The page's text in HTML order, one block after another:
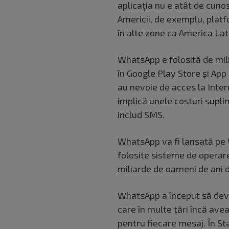
aplicația nu e atât de
Americii, de exemplu,
în alte zone ca America
WhatsApp e folosită de
în Google Play Store și
au nevoie de acces la
implică unele costuri
includ SMS.
WhatsApp va fi lansată pe
folosite sisteme de
miliarde de oameni de ani
WhatsApp a început să
care în multe țări încă
pentru fiecare mesaj. În